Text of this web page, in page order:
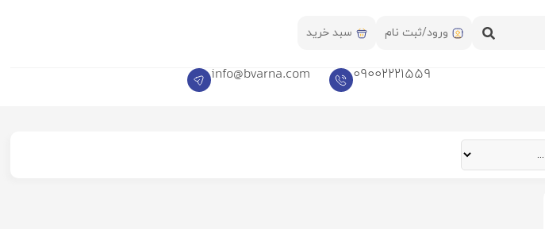
ورود/ثبت نام سبد خرید
09002221559
info@bvarna.com